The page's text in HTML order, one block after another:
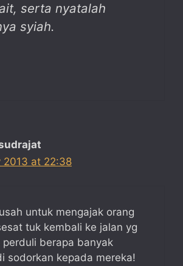
serta nyatalah
syiah.
2013 at 22:38
untuk mengajak orang
tuk kembali ke jalan yg
perduli berapa banyak
sodorkan kepada mereka!